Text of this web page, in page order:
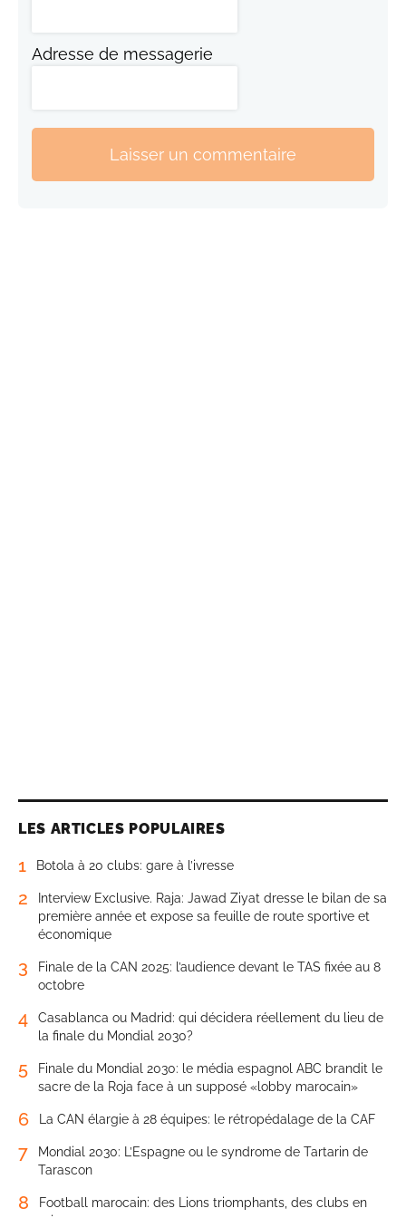
Adresse de messagerie
Laisser un commentaire
LES ARTICLES POPULAIRES
1 Botola à 20 clubs: gare à l’ivresse
2
Interview Exclusive. Raja: Jawad Ziyat dresse le bilan de sa
première année et expose sa feuille de route sportive et
économique
3
Finale de la CAN 2025: l’audience devant le TAS fixée au 8
octobre
4
Casablanca ou Madrid: qui décidera réellement du lieu de
la finale du Mondial 2030?
5
Finale du Mondial 2030: le média espagnol ABC brandit le
sacre de la Roja face à un supposé «lobby marocain»
6 La CAN élargie à 28 équipes: le rétropédalage de la CAF
7
Mondial 2030: L’Espagne ou le syndrome de Tartarin de
Tarascon
8
Football marocain: des Lions triomphants, des clubs en